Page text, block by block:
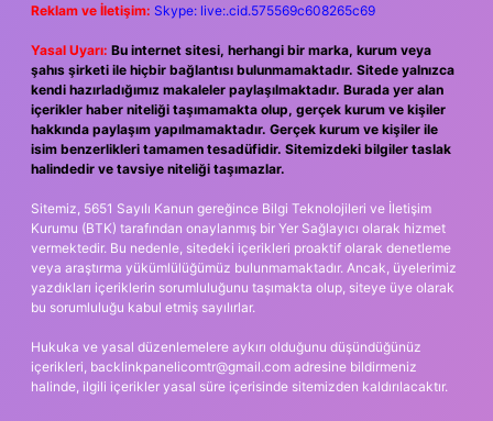
Reklam ve İletişim: Skype: live:.cid.575569c608265c69
Yasal Uyarı: Bu internet sitesi, herhangi bir marka, kurum veya
şahıs şirketi ile hiçbir bağlantısı bulunmamaktadır. Sitede yalnızca
kendi hazırladığımız makaleler paylaşılmaktadır. Burada yer alan
içerikler haber niteliği taşımamakta olup, gerçek kurum ve kişiler
hakkında paylaşım yapılmamaktadır. Gerçek kurum ve kişiler ile
isim benzerlikleri tamamen tesadüfidir. Sitemizdeki bilgiler taslak
halindedir ve tavsiye niteliği taşımazlar.
Sitemiz, 5651 Sayılı Kanun gereğince Bilgi Teknolojileri ve İletişim
Kurumu (BTK) tarafından onaylanmış bir Yer Sağlayıcı olarak hizmet
vermektedir. Bu nedenle, sitedeki içerikleri proaktif olarak denetleme
veya araştırma yükümlülüğümüz bulunmamaktadır. Ancak, üyelerimiz
yazdıkları içeriklerin sorumluluğunu taşımakta olup, siteye üye olarak
bu sorumluluğu kabul etmiş sayılırlar.
Hukuka ve yasal düzenlemelere aykırı olduğunu düşündüğünüz
içerikleri, backlinkpanelicomtr@gmail.com adresine bildirmeniz
halinde, ilgili içerikler yasal süre içerisinde sitemizden kaldırılacaktır.